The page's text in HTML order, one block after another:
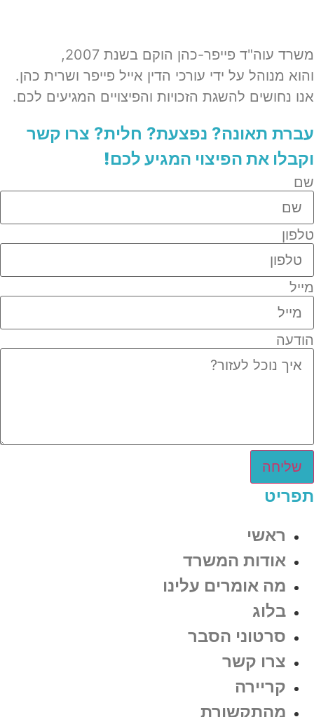
משרד עוה"ד פייפר-כהן הוקם בשנת 2007,
והוא מנוהל על ידי עורכי הדין אייל פייפר ושרית כהן.
אנו נחושים להשגת הזכויות והפיצויים המגיעים לכם.
עברת תאונה? נפצעת? חלית?​ צרו קשר
וקבלו את הפיצוי המגיע לכם!
שם
טלפון
מייל
הודעה
שליחה
תפריט
ראשי
אודות המשרד
מה אומרים עלינו
בלוג
סרטוני הסבר
צרו קשר
קריירה
מהתקשורת